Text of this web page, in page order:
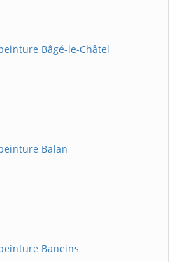
Bâgé-le-Châtel
Balan
Baneins